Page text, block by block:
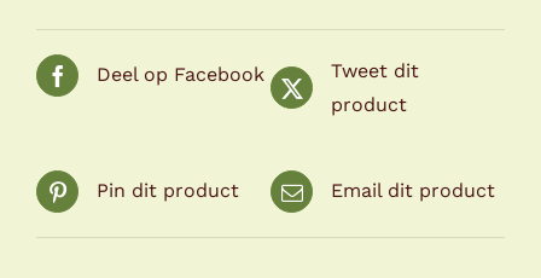
Deel op Facebook
Tweet dit
product
Pin dit product Email dit product